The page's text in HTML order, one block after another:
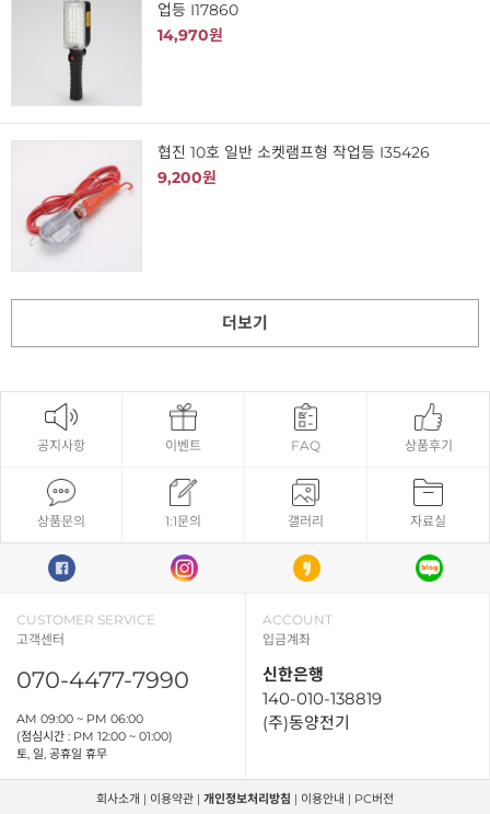
업등 I17860
14,970원
협진 10호 일반 소켓램프형 작업등 I35426
9,200원
더보기
공지사항 이벤트 FAQ 상품후기
상품문의 1:1문의 갤러리 자료실
CUSTOMER SERVICE
고객센터
070-4477-7990
AM 09:00 ~ PM 06:00
(점심시간 : PM 12:00 ~ 01:00)
토, 일, 공휴일 휴무
ACCOUNT
입금계좌
신한은행
140-010-138819
(주)동양전기
회사소개 | 이용약관 | 개인정보처리방침 | 이용안내 | PC버전